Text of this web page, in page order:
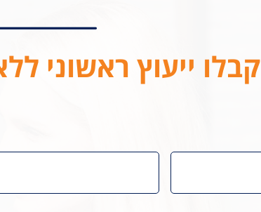
קבלו ייעוץ ראשוני